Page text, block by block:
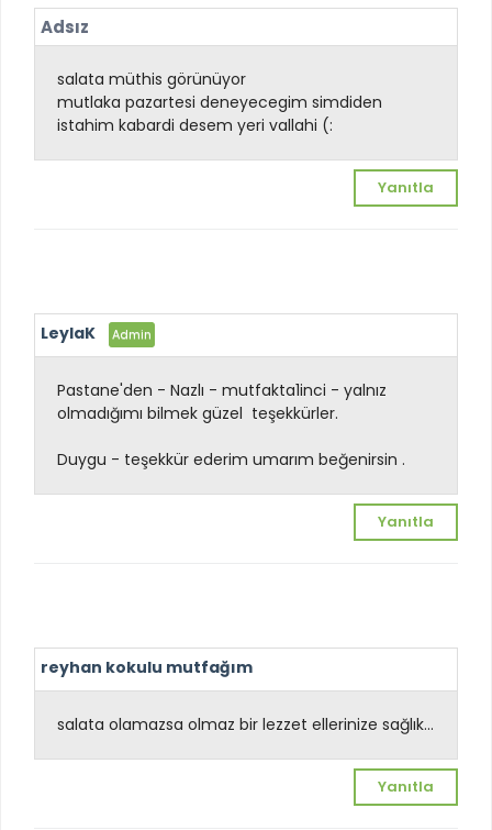
Adsız
salata müthis görünüyor
mutlaka pazartesi deneyecegim simdiden
istahim kabardi desem yeri vallahi (:
Yanıtla
LeylaK
Pastane'den - Nazlı - mutfakta1inci - yalnız
olmadığımı bilmek güzel teşekkürler.
Duygu - teşekkür ederim umarım beğenirsin .
Yanıtla
reyhan kokulu mutfağım
salata olamazsa olmaz bir lezzet ellerinize sağlık...
Yanıtla